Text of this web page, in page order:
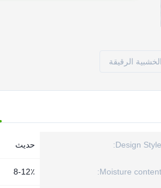
الرقيقة
Design Style: حديث
Moisture content: 8-12٪